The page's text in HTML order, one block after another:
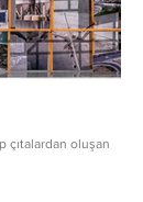
çıtalardan oluşan